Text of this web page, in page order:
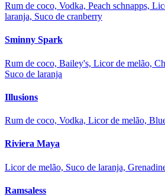
Rum de coco, Vodka, Peach schnapps,
laranja, Suco de cranberry
Sminny Spark
Rum de coco, Bailey's, Licor de melão,
Suco de laranja
Illusions
Rum de coco, Vodka, Licor de melão,
Riviera Maya
Licor de melão, Suco de laranja,
Ramsaless